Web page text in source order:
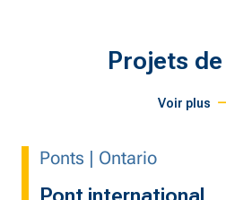
Projets
Voir plus
Ponts | Ontario